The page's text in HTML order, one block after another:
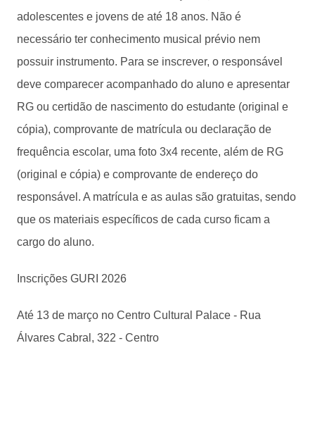
adolescentes e jovens de até 18 anos. Não é
necessário ter conhecimento musical prévio nem
possuir instrumento. Para se inscrever, o responsável
deve comparecer acompanhado do aluno e apresentar
RG ou certidão de nascimento do estudante (original e
cópia), comprovante de matrícula ou declaração de
frequência escolar, uma foto 3x4 recente, além de RG
(original e cópia) e comprovante de endereço do
responsável. A matrícula e as aulas são gratuitas, sendo
que os materiais específicos de cada curso ficam a
cargo do aluno.
Inscrições GURI 2026
Até 13 de março no Centro Cultural Palace - Rua
Álvares Cabral, 322 - Centro